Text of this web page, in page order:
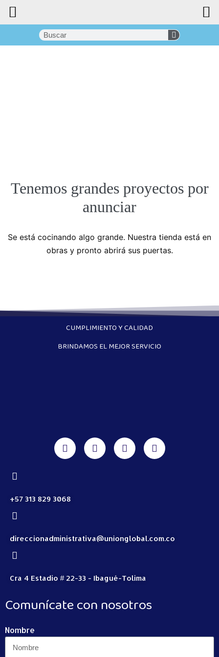
Tenemos grandes proyectos por
anunciar
Se está cocinando algo grande. Nuestra tienda está en
obras y pronto abrirá sus puertas.
CUMPLIMIENTO Y CALIDAD
BRINDAMOS EL MEJOR SERVICIO
+57 313 829 3068
direccionadministrativa@unionglobal.com.co
Cra 4 Estadio # 22-33 - Ibagué-Tolima
Comunícate con nosotros
Nombre